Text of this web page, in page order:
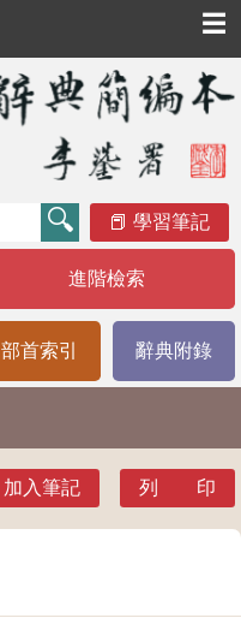
☰
學習筆記
進階檢索
部首索引 辭典附錄
加入筆記 列 印